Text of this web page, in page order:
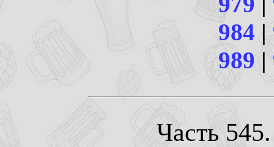
984 |
989|
Часть